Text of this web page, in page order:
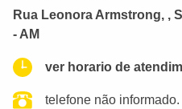
Rua Leonora Armstrong, ,
- AM
ver horario de
telefone não informado.